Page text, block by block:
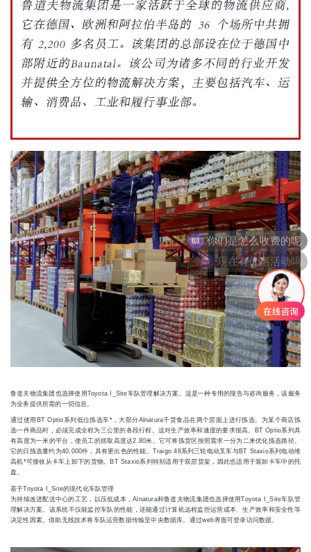
鲁道夫物流集团也选择使用Toyota I_Site车队管理解决方案。这是一种专用的报告与咨询服务，该服务
为业务提供所需的一切信息。
通过使用BT Optio系列低位拣选车*，大部分Alnatura干货食品在两个层面上进行拣选。为某个商店拣
选一件商品时，必须完成全程为三公里的各段行程。这对生产效率和速度的要求很高。BT Optio系列具
有高度为一米的平台，使员工的抓取高度达2.80米。它可将拣货区按照需求一分为二来优化拣选路径。
它的日拣选量约为40,000件，具有更出色的性能。Traigo 48系列三轮电动叉车与BT Staxio系列电动堆
高机*可接收从卡车上卸下的货物。BT Staxio系列特别适用于双层货架，因此也适用于装卸卡车中的托
盘。
基于Toyota I_Site的现代化车队管理
为持续改进配送中心的工艺，以压低成本，Alnatura和鲁道夫物流集团也选择使用Toyota I_Site车队管
理解决方案。该系统不仅能监控车队的性能，还能通过计算机远程监控运营成本、生产效率和安全性等
决定性因素。借助无线技术将车队运营数据传输至中央数据库。通过web界面可登录访问数据。
你们是怎么收费的呢
现在有优惠活动吗